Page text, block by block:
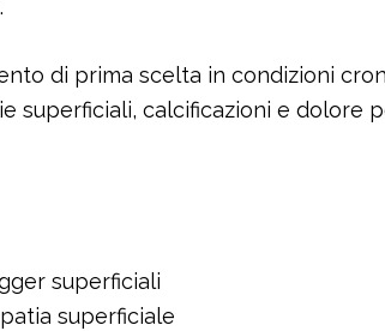
di prima scelta in condizioni
superficiali, calcificazioni e dolore
superficiali
superficiale